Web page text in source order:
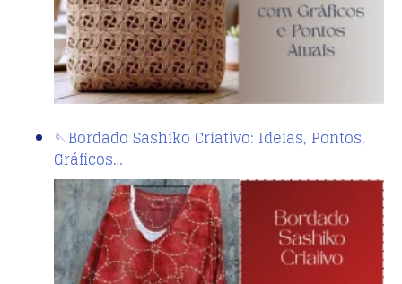
🪡Bordado Sashiko Criativo: Ideias, Pontos,
Gráficos…